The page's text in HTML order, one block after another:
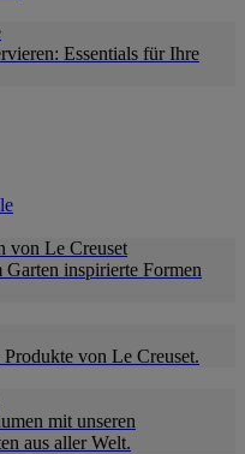
Essentials für Ihre
von Le Creuset
inspirierte Formen
von Le Creuset.
mit unseren
aus aller Welt.